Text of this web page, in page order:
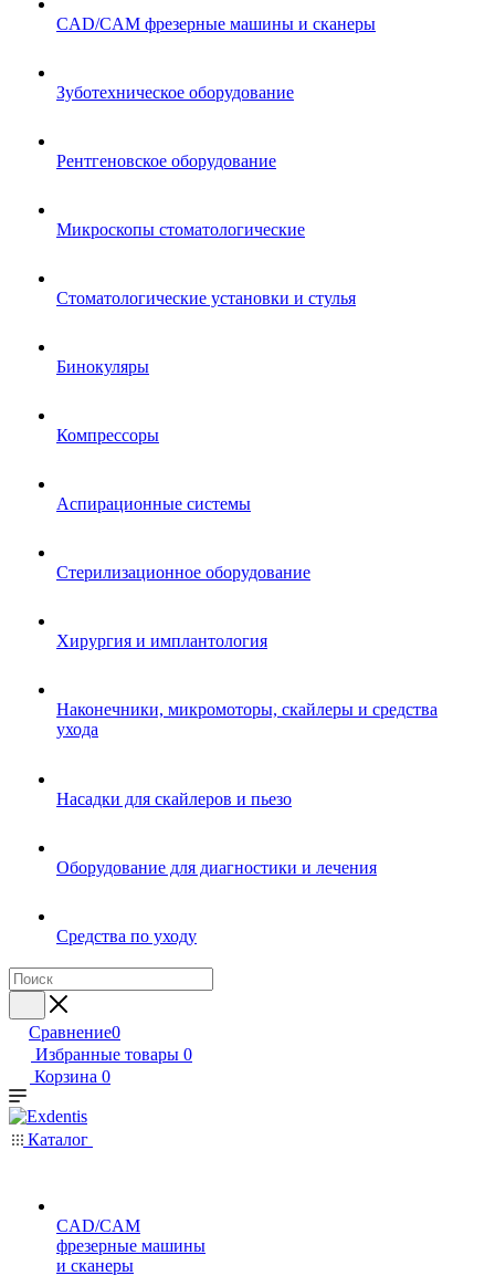
CAD/CAM фрезерные машины и сканеры
Зуботехническое оборудование
Рентгеновское оборудование
Микроскопы стоматологические
Стоматологические установки и стулья
Бинокуляры
Компрессоры
Аспирационные системы
Стерилизационное оборудование
Хирургия и имплантология
Наконечники, микромоторы, скайлеры и средства
ухода
Насадки для скайлеров и пьезо
Оборудование для диагностики и лечения
Средства по уходу
Сравнение0
Избранные товары 0
Корзина 0
Каталог
CAD/CAM
фрезерные машины
и сканеры